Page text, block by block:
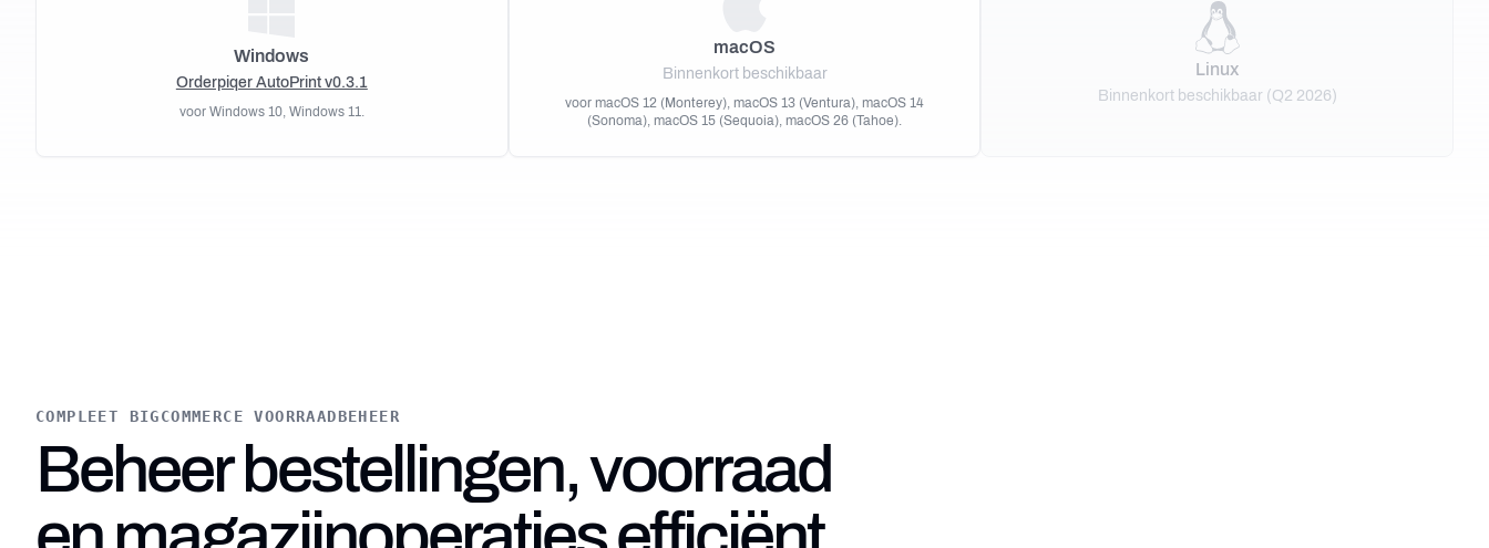
Windows
Orderpiqer AutoPrint v0.3.1
voor Windows 10, Windows 11.
macOS
Binnenkort beschikbaar
voor macOS 12 (Monterey), macOS 13 (Ventura), macOS 14
(Sonoma), macOS 15 (Sequoia), macOS 26 (Tahoe).
Linux
Binnenkort beschikbaar (Q2 2026)
Compleet BigCommerce Voorraadbeheer
Beheer bestellingen, voorraad en magazijnoperaties efficiënt.
Voorraadsynchronisatie
Draai je meerdere BigCommerce webshops? Synchroniseer voorraadniveaus tussen webshops automatisch. Voorkom oververkoop door voorraad gesynchroniseerd te houden.
Voorraadbeheer
COMPLEET BIGCOMMERCE VOORRAADBEHEER
Beheer bestellingen, voorraad